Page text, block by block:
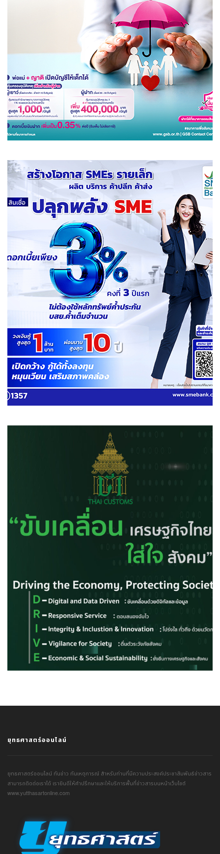
ยุทธศาสตร์ออนไลน์
ยุทธศาสตร์ออนไลน์ ทันข่าว ทันเหตุการณ์ สำหรับท่านที่มีความประสงค์ประชาสัมพันธ์ข่าวสาร
สามารถติดต่อเราได้ เรายินดีให้คำปรึกษาและให้บริการพื้นที่ข่าวสารบนหน้าเว็บไซต์
www.yutthasartonline.com